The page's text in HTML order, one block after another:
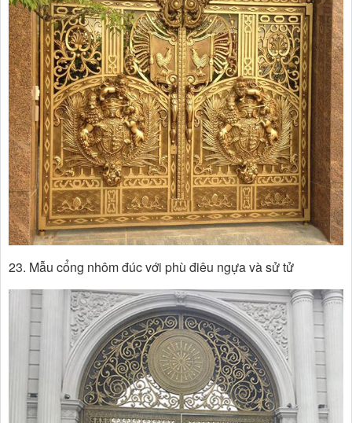
23. Mẫu cổng nhôm đúc với phù điêu ngựa và sử tử